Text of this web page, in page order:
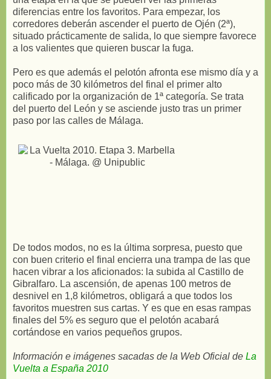
diferencias entre los favoritos. Para empezar, los
corredores deberán ascender el puerto de Ojén (2ª),
situado prácticamente de salida, lo que siempre favorece
a los valientes que quieren buscar la fuga.
Pero es que además el pelotón afronta ese mismo día y a
poco más de 30 kilómetros del final el primer alto
calificado por la organización de 1ª categoría. Se trata
del puerto del León y se asciende justo tras un primer
paso por las calles de Málaga.
De todos modos, no es la última sorpresa, puesto que
con buen criterio el final encierra una trampa de las que
hacen vibrar a los aficionados: la subida al Castillo de
Gibralfaro. La ascensión, de apenas 100 metros de
desnivel en 1,8 kilómetros, obligará a que todos los
favoritos muestren sus cartas. Y es que en esas rampas
finales del 5% es seguro que el pelotón acabará
cortándose en varios pequeños grupos.
Información e imágenes sacadas de la Web Oficial de La
Vuelta a España 2010